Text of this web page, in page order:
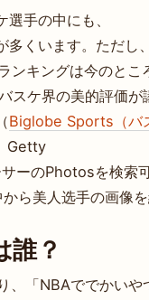
手の中にも、
多くいます。ただし
ンキングは今のとこ
スケ界の美的評価が
Biglobe Sports（バ
Getty
ーのPhotosを検索
ら美人选手の画像
誰？
、「NBAででかい